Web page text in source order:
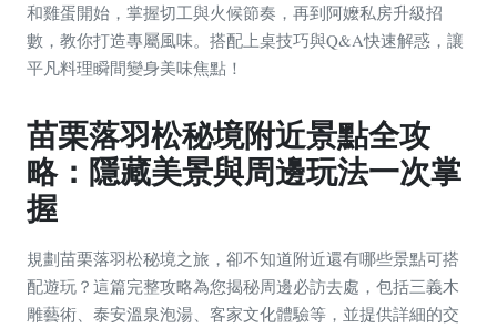
和雞蛋開始，掌握切工與火候節奏，再到阿嬤私房升級招
數，教你打造專屬風味。搭配上桌技巧與Q&A快速解惑，讓
平凡料理瞬間變身美味焦點！
苗栗落羽松秘境附近景點全攻
略：隱藏美景與周邊玩法一次掌
握
規劃苗栗落羽松秘境之旅，卻不知道附近還有哪些景點可搭
配遊玩？這篇完整攻略為您揭秘周邊必訪去處，包括三義木
雕藝術、泰安溫泉泡湯、客家文化體驗等，並提供詳細的交